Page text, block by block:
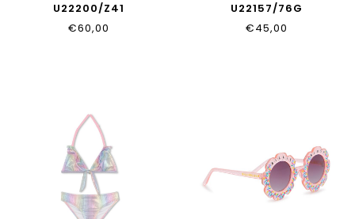
U22200/Z41
€60,00
U22157/76G
€45,00